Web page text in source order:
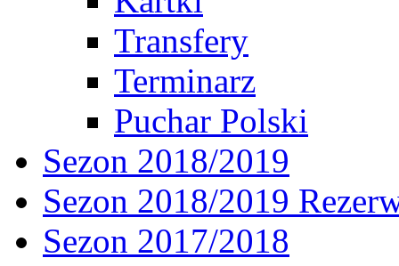
Transfery
Terminarz
Puchar Polski
Sezon 2018/2019
Sezon 2018/2019
Sezon 2017/2018